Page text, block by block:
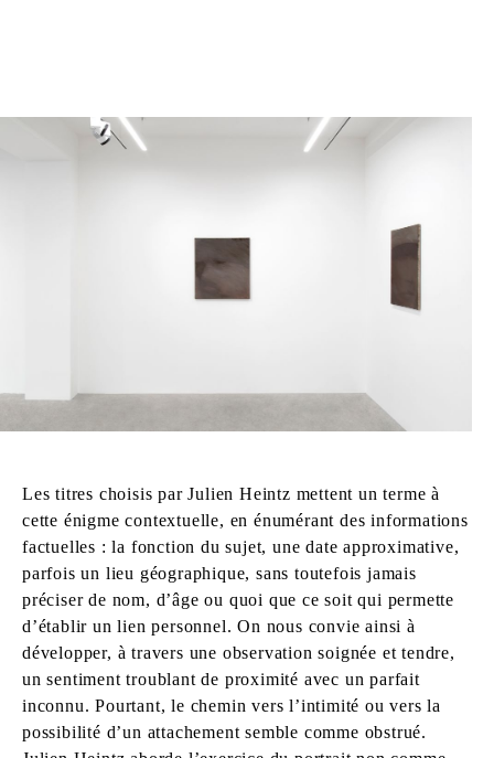
Les titres choisis par Julien Heintz mettent un terme à
cette énigme contextuelle, en énumérant des informations
factuelles : la fonction du sujet, une date approximative,
parfois un lieu géographique, sans toutefois jamais
préciser de nom, d’âge ou quoi que ce soit qui permette
d’établir un lien personnel. On nous convie ainsi à
développer, à travers une observation soignée et tendre,
un sentiment troublant de proximité avec un parfait
inconnu. Pourtant, le chemin vers l’intimité ou vers la
possibilité d’un attachement semble comme obstrué.